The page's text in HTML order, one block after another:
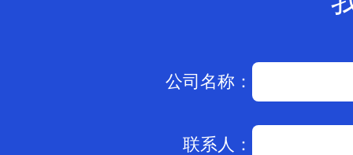
公司名称：
联系人：